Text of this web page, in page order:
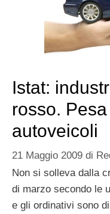
Istat:
rosso.
autoveicoli
21 Maggio 2009 di
Non si solleva dalla
di marzo secondo le
e gli ordinativi sono